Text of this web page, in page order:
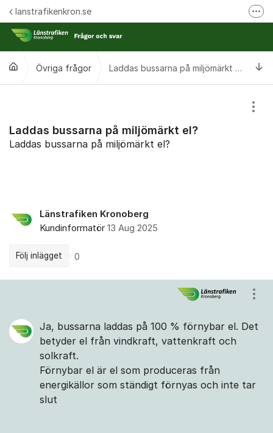
Hoppa till innehåll
lanstrafikenkron.se
Länstrafiken Kronobergs webbplats
Övriga frågor Laddas bussarna på miljömärkt el?
Laddas bussarna på miljömärkt el?
Laddas bussarna på miljömärkt el?
Länstrafiken Kronoberg
Kundinformatör 13 Aug 2025
Följ inlägget 0
Ja, bussarna laddas på 100 % förnybar el. Det
betyder el från vindkraft, vattenkraft och
solkraft.
Förnybar el är el som produceras från
energikällor som ständigt förnyas och inte tar
slut